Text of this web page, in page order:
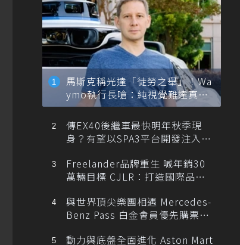
馬斯克稱光達「徒勞之舉」！Wa
ymo執行長嗆：純視覺難達真正
自動駕駛
傳EX40後繼車最快明年秋季現
身？有望以SPA3平台開發注入80
Freelander品牌重生 喊年銷30
萬輛目標 CJLR：打造國際品牌
與世界頂尖樂團相遇 Mercedes-
Benz Pass 白金會員優先購票維
動力與底盤全面進化 Aston Mart